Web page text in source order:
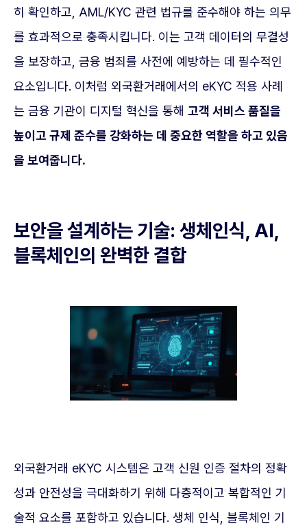
히 확인하고, AML/KYC 관련 법규를 준수해야 하는 의무
를 효과적으로 충족시킵니다. 이는 고객 데이터의 무결성
을 보장하고, 금융 범죄를 사전에 예방하는 데 필수적인
요소입니다. 이처럼 외국환거래에서의 eKYC 적용 사례
는 금융 기관이 디지털 혁신을 통해 고객 서비스 품질을
높이고 규제 준수를 강화하는 데 중요한 역할을 하고 있음
을 보여줍니다.
보안을 설계하는 기술: 생체인식, AI,
블록체인의 완벽한 결합
외국환거래 eKYC 시스템은 고객 신원 인증 절차의 정확
성과 안전성을 극대화하기 위해 다층적이고 복합적인 기
술적 요소를 포함하고 있습니다. 생체 인식, 블록체인 기